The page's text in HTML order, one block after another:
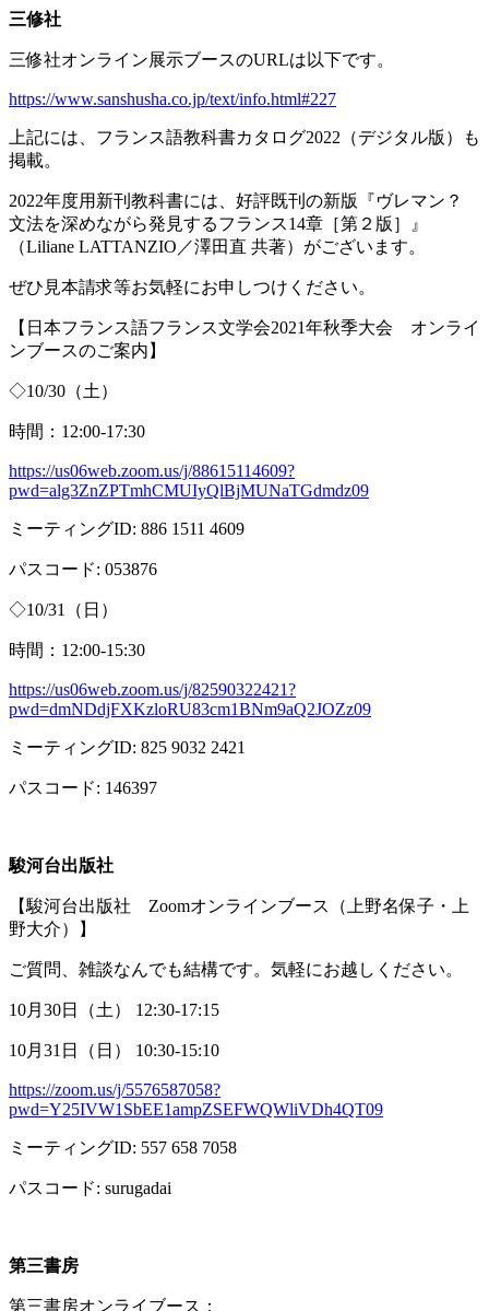
三修社
三修社オンライン展示ブースのURLは以下です。
https://www.sanshusha.co.jp/text/info.html#227
上記には、フランス語教科書カタログ2022 （デジタル版）も
掲載。
2022年度用新刊教科書には、好評既刊の新版『ヴレマン？
文法を深めながら発見するフランス14章［第２版］』
（Liliane LATTANZIO ／澤田直 共著）がございます。
ぜひ見本請求等お気軽にお申しつけください。
【日本フランス語フランス文学会2021年秋季大会 オンライ
ンブースのご案内】
◇10/30 （土）
時間： 12:00-17:30
https://us06web.zoom.us/j/88615114609?
pwd=alg3ZnZPTmhCMUIyQlBjMUNaTGdmdz09
ミーティングID: 886 1511 4609
パスコード: 053876
◇10/31 （日）
時間： 12:00-15:30
https://us06web.zoom.us/j/82590322421?
pwd=dmNDdjFXKzloRU83cm1BNm9aQ2JOZz09
ミーティングID: 825 9032 2421
パスコード: 146397
駿河台出版社
【駿河台出版社 Zoomオンラインブース（上野名保子・上
野大介）】
ご質問、雑談なんでも結構です。気軽にお越しください。
10月 30日（土） 12:30-17:15
10月 31 日（日） 10:30-15:10
https://zoom.us/j/5576587058?
pwd=Y25IVW1SbEE1ampZSEFWQWliVDh4QT09
ミーティングID: 557 658 7058
パスコード: surugadai
第三書房
第三書房オンライブース：